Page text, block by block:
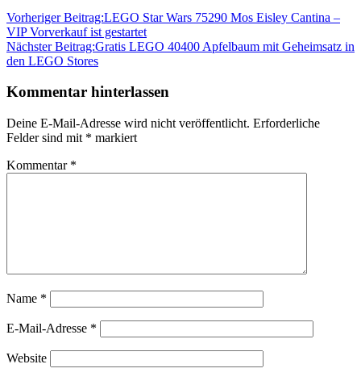
Vorheriger Beitrag:LEGO Star Wars 75290 Mos Eisley Cantina –
VIP Vorverkauf ist gestartet
Nächster Beitrag:Gratis LEGO 40400 Apfelbaum mit Geheimsatz in
den LEGO Stores
Kommentar hinterlassen
Deine E-Mail-Adresse wird nicht veröffentlicht. Erforderliche
Felder sind mit * markiert
Kommentar *
Name *
E-Mail-Adresse *
Website